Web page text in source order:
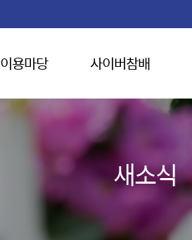
이용마당 사이버참배
새소식